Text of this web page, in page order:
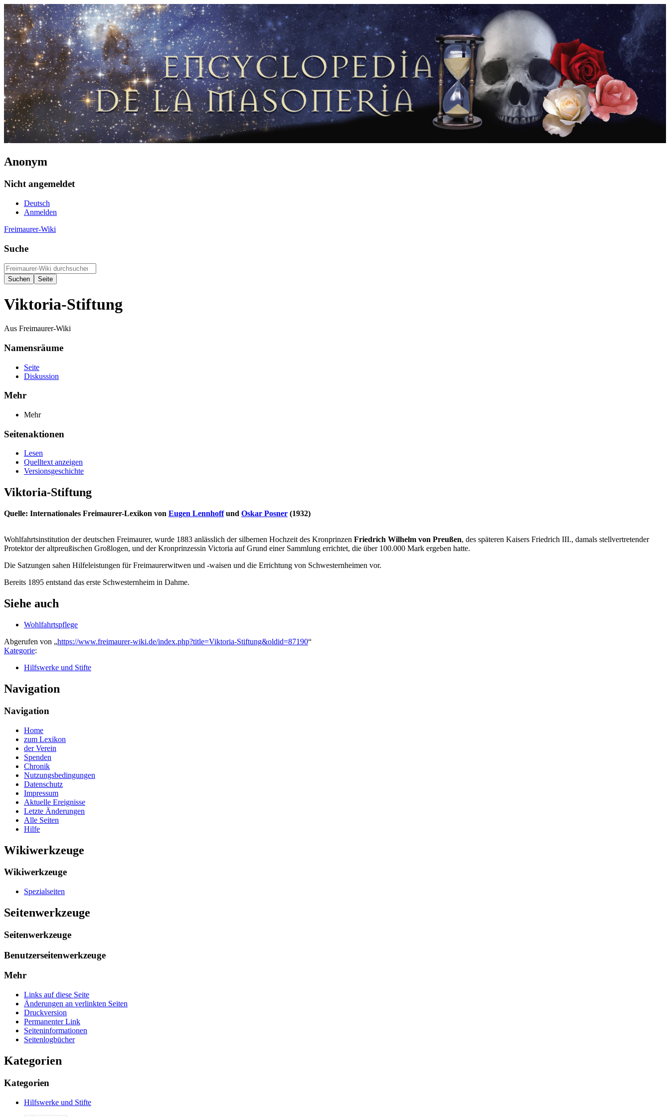
Anonym
Nicht angemeldet
Deutsch
Anmelden
Freimaurer-Wiki
Suche
Viktoria-Stiftung
Aus Freimaurer-Wiki
Namensräume
Seite
Diskussion
Mehr
Mehr
Seitenaktionen
Lesen
Quelltext anzeigen
Versionsgeschichte
Viktoria-Stiftung
Quelle: Internationales Freimaurer-Lexikon von Eugen Lennhoffund Oskar Posner (1932)
Wohlfahrtsinstitution der deutschen Freimaurer, wurde 1883 anlässlich der silbernen Hochzeit des Kronprinzen Friedrich Wilhelm von Preußen, des späteren Kaisers Friedrich III., damals stellvertretender
Protektor der altpreußischen Großlogen, und der Kronprinzessin Victoria auf Grund einer Sammlung errichtet, die über 100.000 Mark ergeben hatte.
Die Satzungen sahen Hilfeleistungen für Freimaurerwitwen und -waisen und die Errichtung von Schwesternheimen vor.
Bereits 1895 entstand das erste Schwesternheim in Dahme.
Siehe auch
Wohlfahrtspflege
Abgerufen von „https://www.freimaurer-wiki.de/index.php?title=Viktoria-Stiftung&oldid=87190“
Kategorie:
Hilfswerke und Stifte
Navigation
Navigation
Home
zum Lexikon
der Verein
Spenden
Chronik
Nutzungsbedingungen
Datenschutz
Impressum
Aktuelle Ereignisse
Letzte Änderungen
Alle Seiten
Hilfe
Wikiwerkzeuge
Wikiwerkzeuge
Spezialseiten
Seitenwerkzeuge
Seitenwerkzeuge
Benutzerseitenwerkzeuge
Mehr
Links auf diese Seite
Änderungen an verlinkten Seiten
Druckversion
Permanenter Link
Seiten­­informationen
Seitenlogbücher
Kategorien
Kategorien
Hilfswerke und Stifte